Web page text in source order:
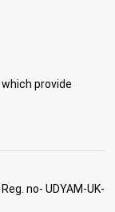
provide
no- UDYAM-UK-